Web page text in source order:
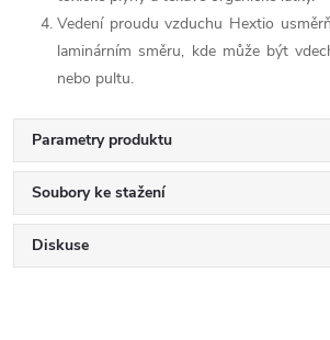
Vedení proudu vzduchu Hextio
laminárním směru, kde může být
nebo pultu.
Parametry produktu
Soubory ke stažení
Diskuse